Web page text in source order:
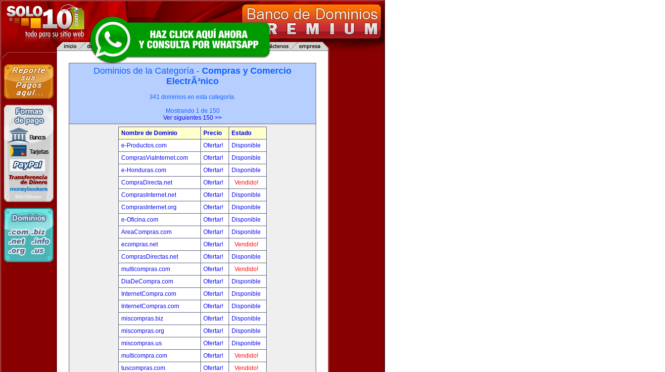
Dominios de la Categoría - Compras y Comercio
ElectrÃ³nico
341 dominios en esta categoría.
Mostrando 1 de 150
Ver siguientes 150 >>
Nombre de Dominio Precio
Estado
e-Productos.com
Ofertar!
Disponible
ComprasViaInternet.com
Ofertar!
Disponible
e-Honduras.com
Ofertar!
Disponible
CompraDirecta.net
Ofertar!
Vendido!
ComprasInternet.net
Ofertar!
Disponible
ComprasInternet.org
Ofertar!
Disponible
e-Oficina.com
Ofertar!
Disponible
AreaCompras.com
Ofertar!
Disponible
ecompras.net
Ofertar!
Vendido!
ComprasDirectas.net
Ofertar!
Disponible
multicompras.com
Ofertar!
Vendido!
DiaDeCompra.com
Ofertar!
Disponible
InternetCompra.com
Ofertar!
Disponible
InternetCompras.com
Ofertar!
Disponible
miscompras.biz
Ofertar!
Disponible
miscompras.org
Ofertar!
Disponible
miscompras.us
Ofertar!
Disponible
multicompra.com
Ofertar!
Vendido!
tuscompras.com
Ofertar!
Vendido!